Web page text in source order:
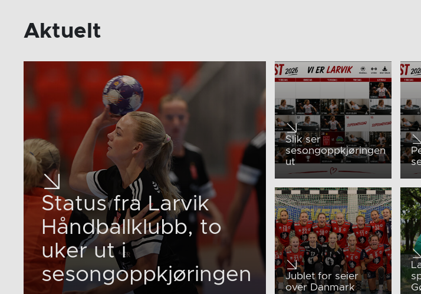
Aktuelt
Status fra Larvik
Håndballklubb, to
uker ut i
sesongoppkjøringen
Slik ser
sesongoppkjøringen
ut
Jublet for seier
over Danmark